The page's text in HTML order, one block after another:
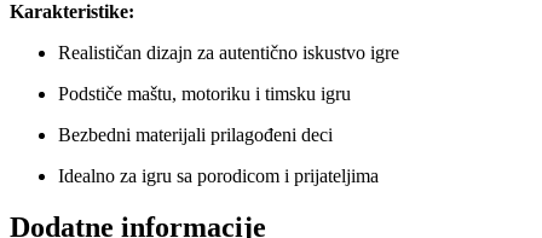
Karakteristike:
Realističan dizajn za autentično iskustvo igre
Podstiče maštu, motoriku i timsku igru
Bezbedni materijali prilagođeni deci
Idealno za igru sa porodicom i prijateljima
Dodatne informacije